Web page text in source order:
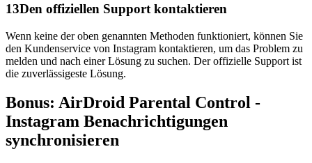
13Den offiziellen Support kontaktieren
Wenn keine der oben genannten Methoden funktioniert, können Sie
den Kundenservice von Instagram kontaktieren, um das Problem zu
melden und nach einer Lösung zu suchen. Der offizielle Support ist
die zuverlässigeste Lösung.
Bonus: AirDroid Parental Control -
Instagram Benachrichtigungen
synchronisieren